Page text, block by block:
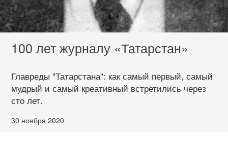
100 лет журналу «Татарстан»
Главреды "Татарстана": как самый первый, самый
мудрый и самый креативный встретились через
сто лет.
30 ноября 2020